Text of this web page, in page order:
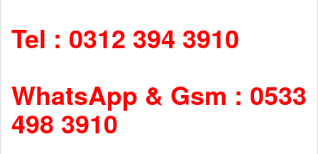
Tel : 0312 394 3910
WhatsApp & Gsm : 0533
498 3910